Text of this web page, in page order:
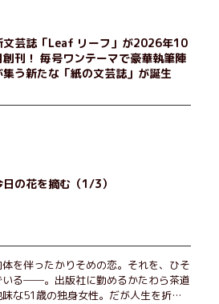
の「台湾映画祭」を催したり。50代
友情とささやかな幸せの日々を描く。
文芸誌「Leaf リーフ」が2026年10
創刊！ 毎号ワンテーマで豪華執筆陣
集う新たな「紙の文芸誌」が誕生
日の花を摘む（1/3）
を伴ったかりそめの恋。それを、ひそ
いる──。出版社に勤めるかたわら茶道
な51歳の独身女性。だが人生を折り